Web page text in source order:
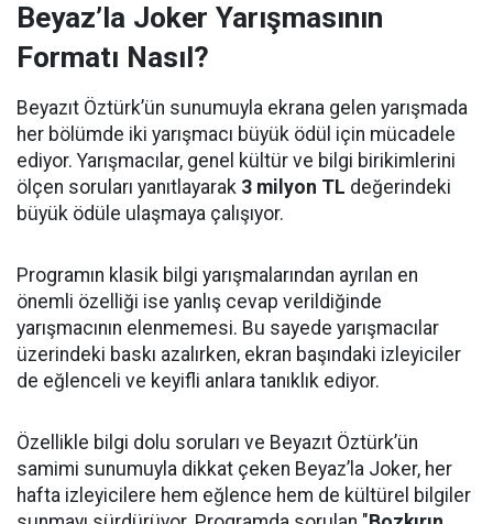
Beyaz’la Joker Yarışmasının
Formatı Nasıl?
Beyazıt Öztürk’ün sunumuyla ekrana gelen yarışmada
her bölümde iki yarışmacı büyük ödül için mücadele
ediyor. Yarışmacılar, genel kültür ve bilgi birikimlerini
ölçen soruları yanıtlayarak 3 milyon TL değerindeki
büyük ödüle ulaşmaya çalışıyor.
Programın klasik bilgi yarışmalarından ayrılan en
önemli özelliği ise yanlış cevap verildiğinde
yarışmacının elenmemesi. Bu sayede yarışmacılar
üzerindeki baskı azalırken, ekran başındaki izleyiciler
de eğlenceli ve keyifli anlara tanıklık ediyor.
Özellikle bilgi dolu soruları ve Beyazıt Öztürk’ün
samimi sunumuyla dikkat çeken Beyaz’la Joker, her
hafta izleyicilere hem eğlence hem de kültürel bilgiler